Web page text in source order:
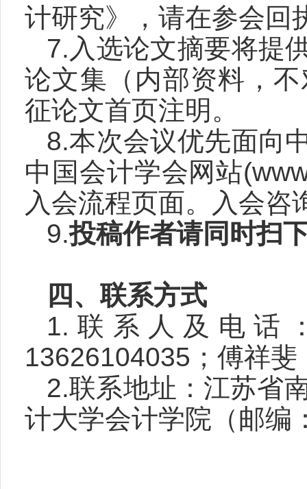
计研究》，请在参会回
7.入选论文摘要将提
论文集（内部资料，
征论文首页注明。
8.本次会议优先面向
中国会计学会网站
入会流程页面。入会咨
9.投稿作者请同时扫
四、联系方式
1.联系人及电话
13626104035 ；傅祥斐
2.联系地址：江苏省
计大学会计学院（邮编